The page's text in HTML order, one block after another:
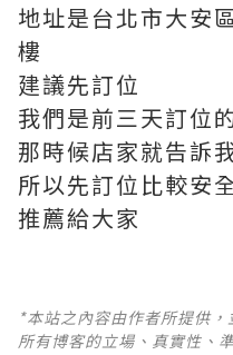
地址是台北市大安
樓
建議先訂位
我們是前三天訂位
那時候店家就告訴
所以先訂位比較安
推薦給大家
*本站之內容由作者所提供
所有博客的立場、真實性、